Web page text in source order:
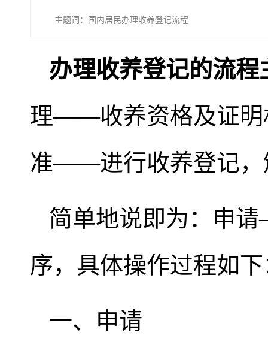
主题词：国内居民办理收养登记流程
办理收养登记的流程
理——收养资格及证明
准——进行收养登记，
简单地说即为：申
序，具体操作过程如
一、申请